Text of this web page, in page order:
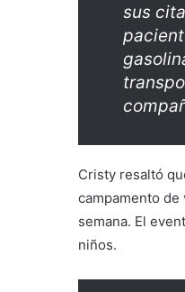
sus
Cristy resaltó
campamento de
semana. El
niños.